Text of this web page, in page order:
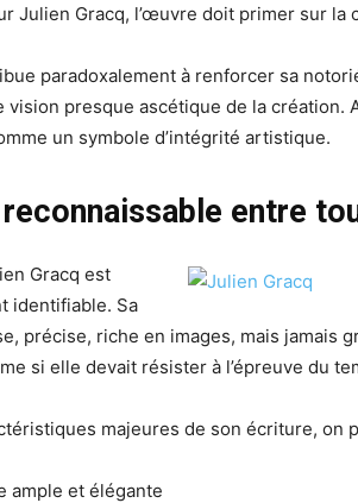
Julien Gracq, l’œuvre doit primer sur la
paradoxalement à renforcer sa
vision presque ascétique de la création.
un symbole d’intégrité artistique.
entre
Gracq est
identifiable. Sa
précise, riche en images, mais jamais
si elle devait résister à l’épreuve du
majeures de son écriture, on
ample et élégante